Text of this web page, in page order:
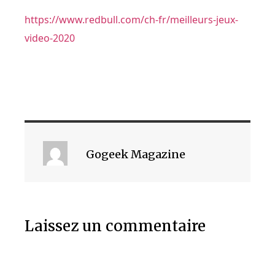
https://www.redbull.com/ch-fr/meilleurs-jeux-
video-2020
Gogeek Magazine
Laissez un commentaire